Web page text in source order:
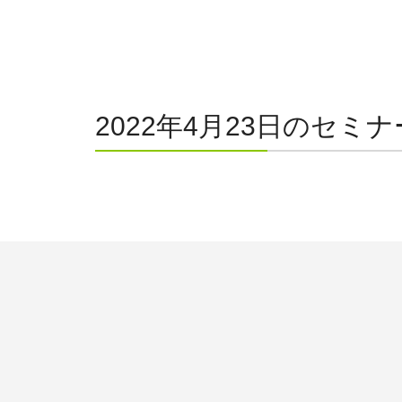
2022年4月23日のセミナ